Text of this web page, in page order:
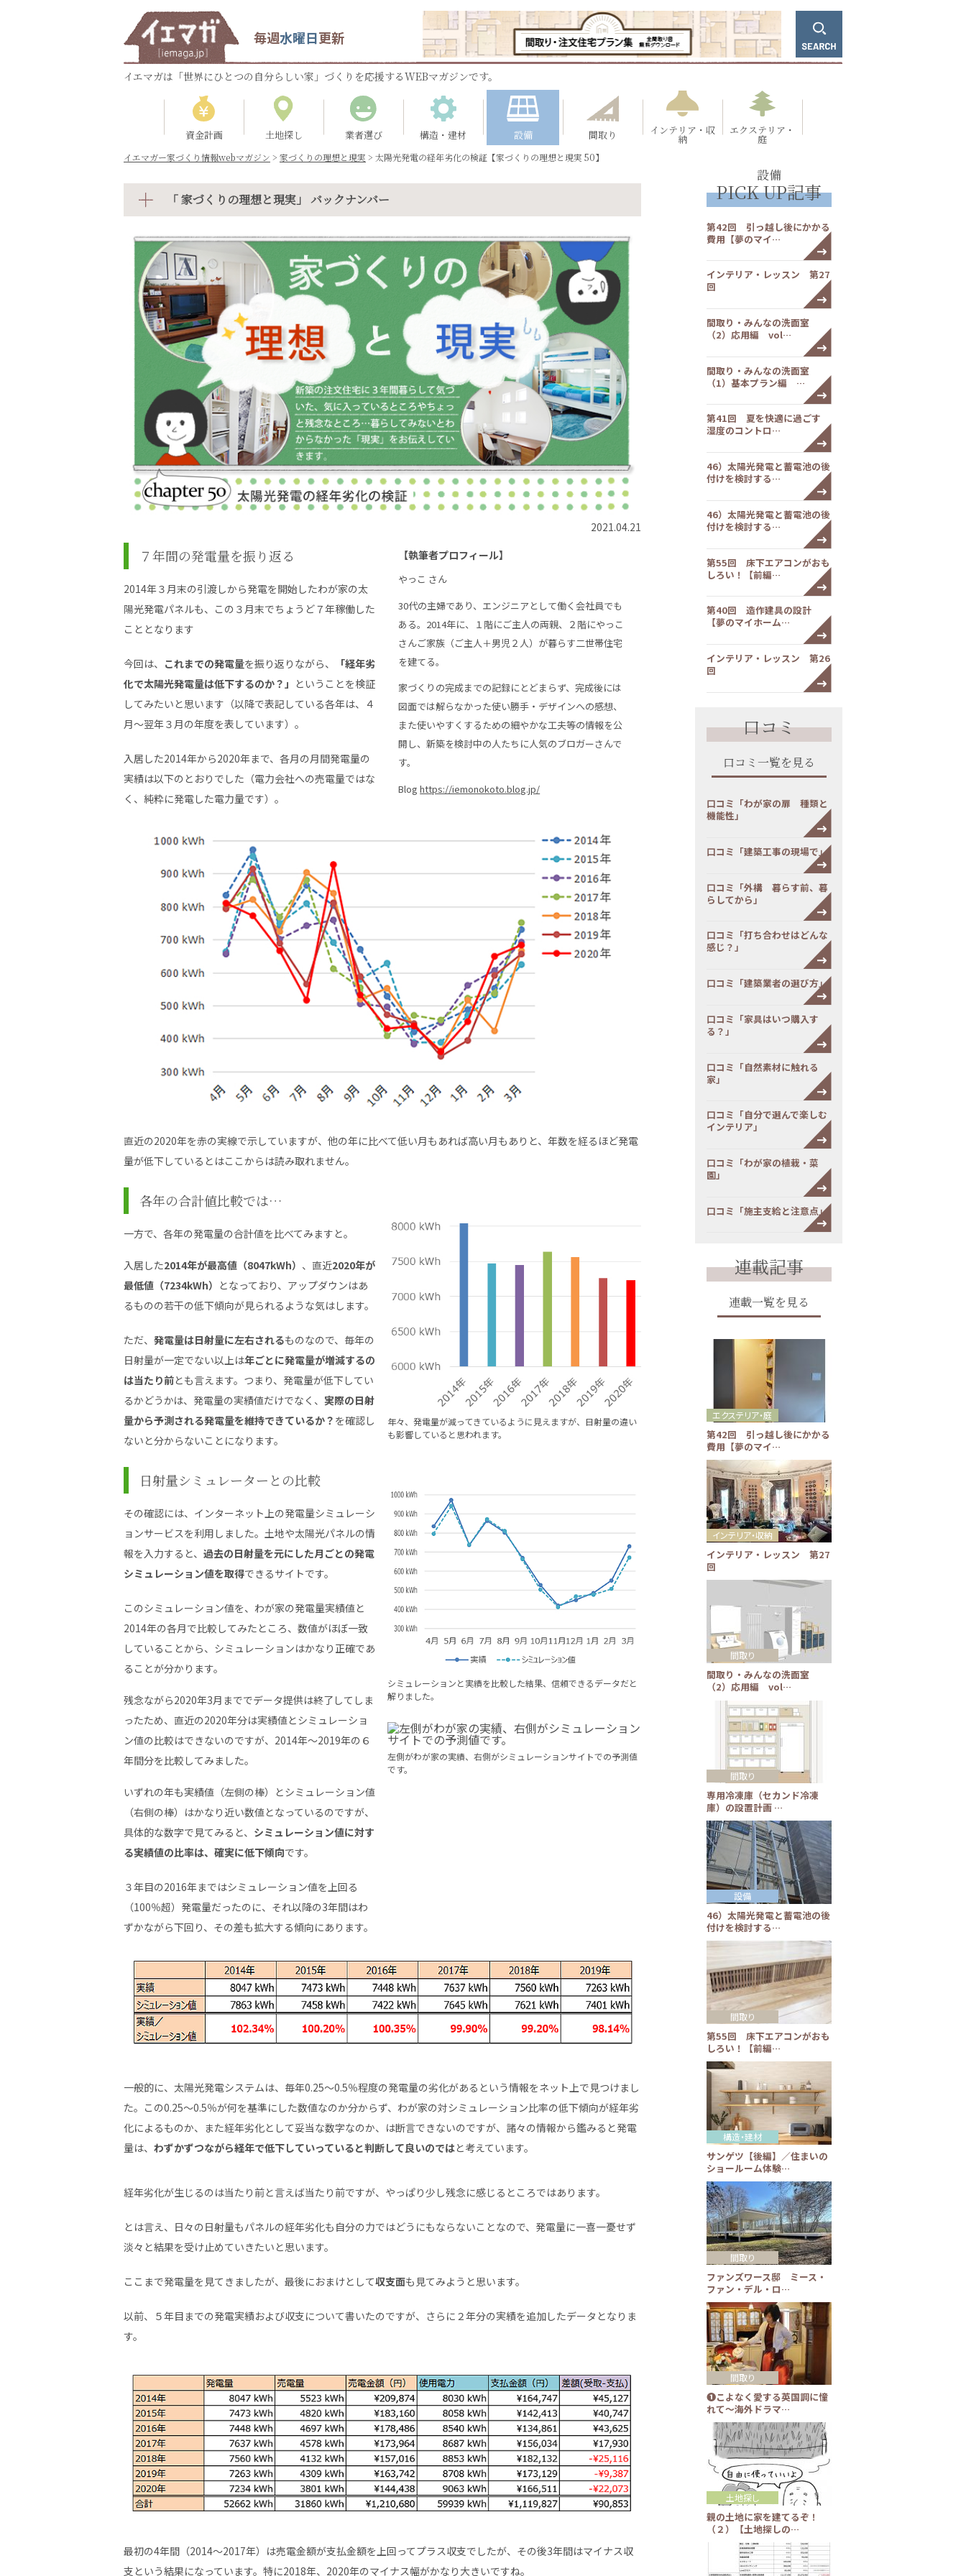
毎週水曜日更新
イエマガは「世界にひとつの自分らしい家」づくりを応援するWEBマガジンです。
資金計画 土地探し 業者選び 構造・建材 設備 間取り インテリア・収
納
エクステリア・
庭
イエマガー家づくり情報webマガジン > 家づくりの理想と現実 > 太陽光発電の経年劣化の検証【家づくりの理想と現実 50】
「 家づくりの理想と現実」 バックナンバー
2021.04.21
【執筆者プロフィール】
やっこ さん
30代の主婦であり、エンジニアとして働く会社員でも
ある。2014年に、１階にご主人の両親、２階にやっこ
さんご家族（ご主人＋男児２人）が暮らす二世帯住宅
を建てる。
家づくりの完成までの記録にとどまらず、完成後には
図面では解らなかった使い勝手・デザインへの感想、
また使いやすくするための細やかな工夫等の情報を公
開し、新築を検討中の人たちに人気のブロガーさんで
す。
Bloghttps://iemonokoto.blog.jp/
７年間の発電量を振り返る
2014年３月末の引渡しから発電を開始したわが家の太
陽光発電パネルも、この３月末でちょうど７年稼働した
こととなります
今回は、 これまでの発電量を振り返りながら、
「経年劣
化で太陽光発電量は低下するのか？」 ということを検証
してみたいと思います（以降で表記している各年は、４
月～翌年３月の年度を表しています）。
入居した2014年から2020年まで、各月の月間発電量の
実績は以下のとおりでした（電力会社への売電量ではな
く、純粋に発電した電力量です）。
直近の2020年を赤の実線で示していますが、他の年に比べて低い月もあれば高い月もありと、年数を経るほど発電
量が低下しているとはここからは読み取れません。
各年の合計値比較では…
一方で、各年の発電量の合計値を比べてみますと。
年々、発電量が減ってきているように見えますが、日射量の違い
も影響していると思われます。
入居した2014年が最高値（8047kWh） 、直近2020年が
最低値（7234kWh） となっており、アップダウンはあ
るものの若干の低下傾向が見られるような気はします。
ただ、 発電量は日射量に左右されるものなので、毎年の
日射量が一定でない以上は年ごとに発電量が増減するの
は当たり前とも言えます。つまり、発電量が低下してい
るかどうかは、発電量の実績値だけでなく、 実際の日射
量から予測される発電量を維持できているか？ を確認し
ないと分からないことになります。
日射量シミュレーターとの比較
その確認には、インターネット上の発電量シミュレーシ
ョンサービスを利用しました。土地や太陽光パネルの情
報を入力すると、 過去の日射量を元にした月ごとの発電
シミュレーション値を取得できるサイトです。
このシミュレーション値を、わが家の発電量実績値と
2014年の各月で比較してみたところ、数値がほぼ一致
していることから、シミュレーションはかなり正確であ
ることが分かります。
シミュレーションと実績を比較した結果、信頼できるデータだと
解りました。
残念ながら2020年3月まででデータ提供は終了してしま
ったため、直近の2020年分は実績値とシミュレーショ
ン値の比較はできないのですが、2014年～2019年の６
年間分を比較してみました。
左側がわが家の実績、右側がシミュレーションサイトでの予測値
です。
いずれの年も実績値（左側の棒）とシミュレーション値
（右側の棒）はかなり近い数値となっているのですが、
具体的な数字で見てみると、 シミュレーション値に対す
る実績値の比率は、確実に低下傾向です。
３年目の2016年まではシミュレーション値を上回る
（100％超）発電量だったのに、それ以降の3年間はわ
ずかながら下回り、その差も拡大する傾向にあります。
一般的に、太陽光発電システムは、毎年0.25～0.5％程度の発電量の劣化があるという情報をネット上で見つけまし
た。この0.25～0.5％が何を基準にした数値なのか分からず、わが家の対シミュレーション比率の低下傾向が経年劣
化によるものか、また経年劣化として妥当な数字なのか、は断言できないのですが、諸々の情報から鑑みると発電
量は、 わずかずつながら経年で低下していっていると判断して良いのではと考えています。
経年劣化が生じるのは当たり前と言えば当たり前ですが、やっぱり少し残念に感じるところではあります。
とは言え、日々の日射量もパネルの経年劣化も自分の力ではどうにもならないことなので、発電量に一喜一憂せず
淡々と結果を受け止めていきたいと思います。
ここまで発電量を見てきましたが、最後におまけとして収支面も見てみようと思います。
以前、５年目までの発電実績および収支について書いたのですが、さらに２年分の実績を追加したデータとなりま
す。
最初の4年間（2014～2017年）は売電金額が支払金額を上回ってプラス収支でしたが、その後3年間はマイナス収
支という結果になっています。特に2018年、2020年のマイナス幅がかなり大きいですね。
設備
PICK UP記事
第42回 引っ越し後にかかる
費用【夢のマイ…
インテリア・レッスン 第27
回
間取り・みんなの洗面室
（2）応用編 vol…
間取り・みんなの洗面室
（1）基本プラン編 …
第41回 夏を快適に過ごす
湿度のコントロ…
46）太陽光発電と蓄電池の後
付けを検討する…
46）太陽光発電と蓄電池の後
付けを検討する…
第55回 床下エアコンがおも
しろい！【前編…
第40回 造作建具の設計
【夢のマイホーム…
インテリア・レッスン 第26
回
口コミ
口コミ一覧を見る
口コミ「わが家の扉 種類と
機能性」
口コミ「建築工事の現場で」
口コミ「外構 暮らす前、暮
らしてから」
口コミ「打ち合わせはどんな
感じ？」
口コミ「建築業者の選び方」
口コミ「家具はいつ購入す
る？」
口コミ「自然素材に触れる
家」
口コミ「自分で選んで楽しむ
インテリア」
口コミ「わが家の植栽・菜
園」
口コミ「施主支給と注意点」
連載記事
連載一覧を見る
第42回 引っ越し後にかかる
費用【夢のマイ…
エクステリア・庭
インテリア・レッスン 第27
回
インテリア・収納
間取り・みんなの洗面室
（2）応用編 vol…
間取り
専用冷凍庫（セカンド冷凍
庫）の設置計画 …
間取り
46）太陽光発電と蓄電池の後
付けを検討する…
設備
第55回 床下エアコンがおも
しろい！【前編…
間取り
サンゲツ【後編】／住まいの
ショールーム体験…
構造・建材
ファンズワース邸 ミース・
ファン・デル・ロ…
間取り
❶こよなく愛する英国調に憧
れて～海外ドラマ…
間取り
親の土地に家を建てるぞ！
（２）【土地探しの…
土地探し